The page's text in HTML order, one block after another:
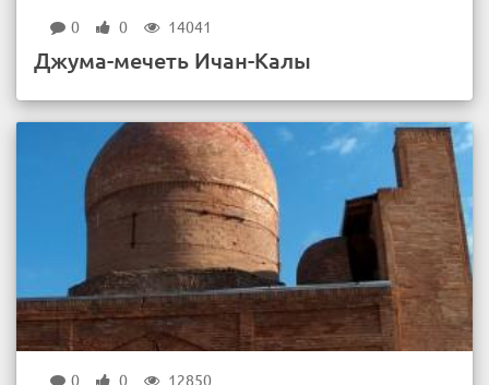
0 0 14041
Джума-мечеть Ичан-Калы
0 0 12850